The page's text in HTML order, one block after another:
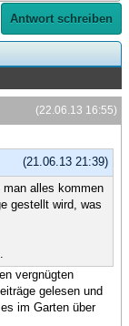
Antwort schreiben
(22.06.13 16:55)
(21.06.13 21:39)
alles kommen
gestellt wird, was
vergnügten
gelesen und
im Garten über